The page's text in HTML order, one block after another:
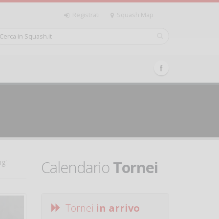
Registrati Squash Map
CalendarioTornei
Tornei in arrivo